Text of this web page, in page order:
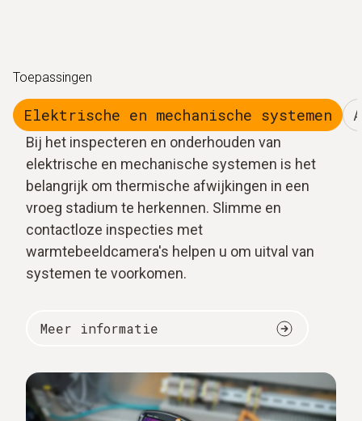
Toepassingen
Elektrische en mechanische systemen
Bij het inspecteren en onderhouden van
elektrische en mechanische systemen is het
belangrijk om thermische afwijkingen in een
vroeg stadium te herkennen. Slimme en
contactloze inspecties met
warmtebeeldcamera's helpen u om uitval van
systemen te voorkomen.
Meer informatie